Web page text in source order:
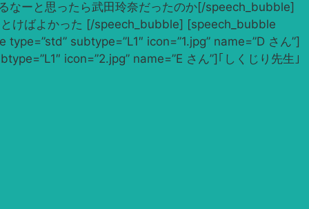
なーと思ったら武田玲奈だったのか[/speech_bubble]
とけばよかった [/speech_bubble] [speech_bubble
subtype=”L1″ icon=”1.jpg” name=”D さん”]
icon=”2.jpg” name=”E さん”]｢しくじり先生｣